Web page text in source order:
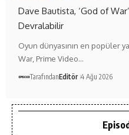
Dave Bautista, ‘God of
Devralabilir
Oyun dünyasının en popüler
War, Prime Video…
TarafındanEditör 4 Ağu 2026